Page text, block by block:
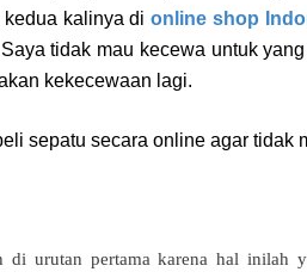
kalinya di online shop
tidak mau kecewa untuk
kekecewaan lagi.
sepatu secara online agar tidak
di urutan pertama karena hal inilah